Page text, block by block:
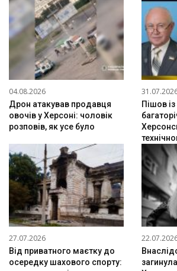
04.08.2026
Дрон атакував продавця
овочів у Херсоні: чоловік
розповів, як усе було
Пішов
27.07.2026
Від приватного маєтку до
осередку шахового спорту: